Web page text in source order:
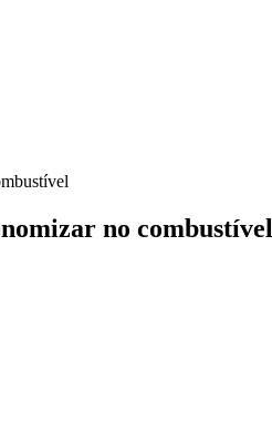
no combustível